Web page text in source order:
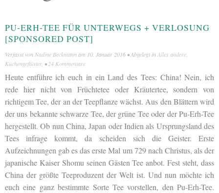
PU-ERH-TEE FÜR UNTERWEGS + VERLOSUNG
[SPONSORED POST]
Verfasst von Nadine Beckmann am 10. Januar 2016 • Abgelegt in Alles andere
Küchengeflüster, •24 Kommentare
Heute entführe ich euch in ein Land des Tees: China! Nein, ich
rede hier nicht von Früchtetee oder Kräutertee, sondern von
richtigem Tee, der an der Teepflanze wächst. Aus den Blättern wird
der uns bekannte schwarze Tee, der grüne Tee oder der Pu-Erh-Tee
hergestellt. Ob nun China, Japan oder Indien als Ursprungsland des
Tees infrage kommt, da scheiden sich die Geister. Erste
Aufzeichnungen gab es das erste Mal um 729 nach Christus, als der
japanische Kaiser Shomu seinen Gästen Tee anbot. Fest steht, dass
China der größte Teeproduzent der Welt ist. Und nun möchte ich
euch eine ganz bestimmte Sorte Tee vorstellen, den Pu-Erh-Tee.